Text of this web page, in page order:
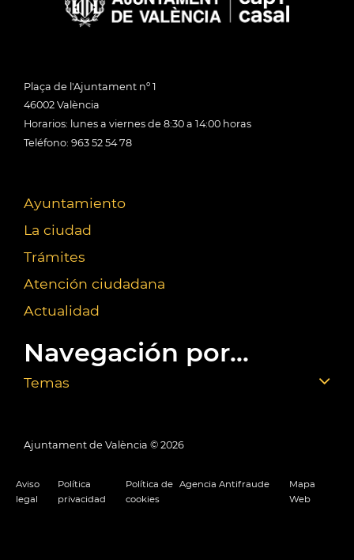
Plaça de l'Ajuntament nº 1
46002 València
Horarios: lunes a viernes de 8:30 a 14:00 horas
Teléfono: 963 52 54 78
Ayuntamiento
La ciudad
Trámites
Atención ciudadana
Actualidad
Navegación por...
Temas
Ajuntament de València © 2026
Aviso
legal
Política
privacidad
Política de
cookies
Agencia Antifraude
Mapa
Web